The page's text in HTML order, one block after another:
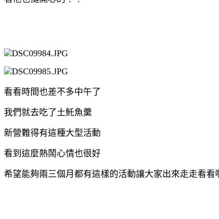
看看時間也差不多中午了
我們就去吃了土魠魚羹
新營難得有這種大型活動
看到這麼熱鬧心情也很好
希望能夠兩三個月都有這樣的活動讓大家出來走走看看